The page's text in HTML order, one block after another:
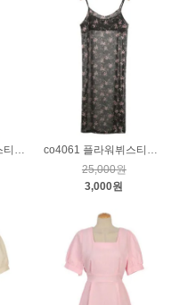
co4061 플라워뷔스티에시스루원피스_아이보리
co4061 플라워뷔스티에시스루원피스_블랙
25,000원
3,000원